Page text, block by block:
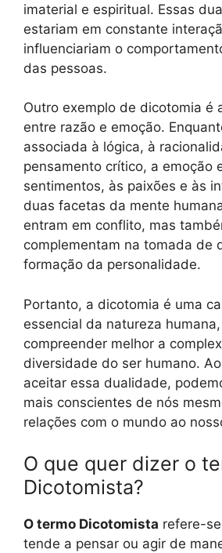
imaterial e espiritual. Essas
estariam em constante
influenciariam o
das pessoas.
Outro exemplo de dicotomia é
entre razão e emoção.
associada à lógica, à
pensamento crítico, a emoção
sentimentos, às paixões e às
duas facetas da mente
entram em conflito, mas
complementam na tomada de
formação da personalidade.
Portanto, a dicotomia é uma
essencial da natureza
compreender melhor a
diversidade do ser humano.
aceitar essa dualidade,
mais conscientes de nós
relações com o mundo ao
O que quer dizer o
Dicotomista?
O termo Dicotomista refere-
tende a pensar ou agir de